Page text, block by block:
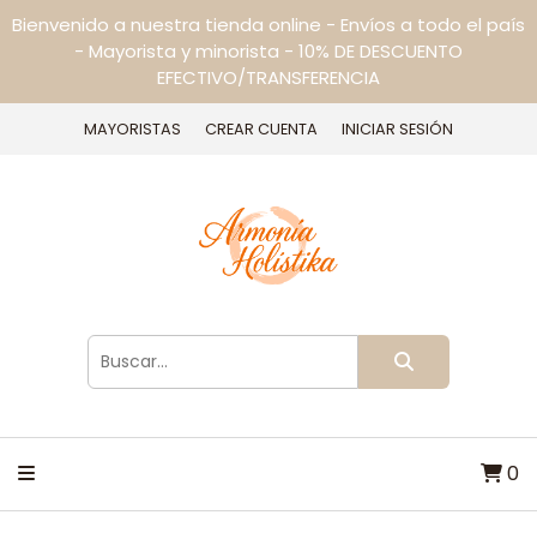
Bienvenido a nuestra tienda online - Envíos a todo el país
- Mayorista y minorista - 10% DE DESCUENTO
EFECTIVO/TRANSFERENCIA
MAYORISTAS CREAR CUENTA INICIAR SESIÓN
0